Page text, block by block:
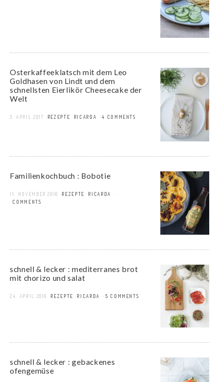
Osterkaffeeklatsch mit dem Leo
Goldhasen von Lindt und dem
schnellsten Eierlikör Cheesecake der
Welt
3. APRIL 2017 REZEPTE RICARDA 4 COMMENTS
Familienkochbuch : Bobotie
11. NOVEMBER 2016 REZEPTE
RICARDA
3 COMMENTS
schnell & lecker : mediterranes brot
mit chorizo und salat
24. APRIL 2016 REZEPTE RICARDA 5 COMMENTS
schnell & lecker : gebackenes
ofengemüse